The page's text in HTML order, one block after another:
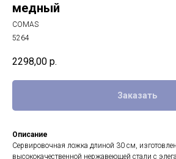
медный
COMAS
5264
2298,00 р.
Заказать
Описание
Сервировочная ложка длиной 30 см,
высококачественной нержавеющей стали с